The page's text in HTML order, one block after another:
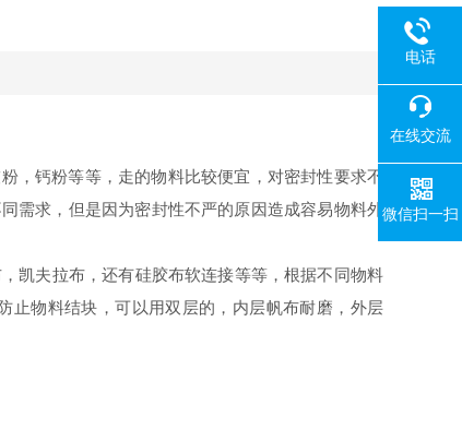
，钙粉等等，走的物料比较便宜，对密封性要求不
需求，但是因为密封性不严的原因造成容易物料外
凯夫拉布，还有硅胶布软连接等等，根据不同物料
止物料结块，可以用双层的，内层帆布耐磨，外层
电话
在线交流
微信扫一扫